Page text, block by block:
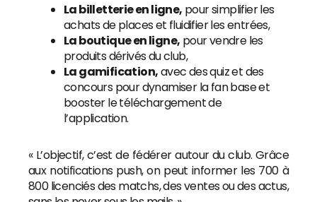
La billetterie en ligne, pour simplifier les
achats de places et fluidifier les entrées,
La boutique en ligne, pour vendre les
produits dérivés du club,
La gamification,avec des quiz et des
concours pour dynamiser la fan base et
booster le téléchargement de
l’application.
« L’objectif, c’est de fédérer autour du club. Grâce
aux notifications push, on peut informer les 700 à
800 licenciés des matchs, des ventes ou des actus,